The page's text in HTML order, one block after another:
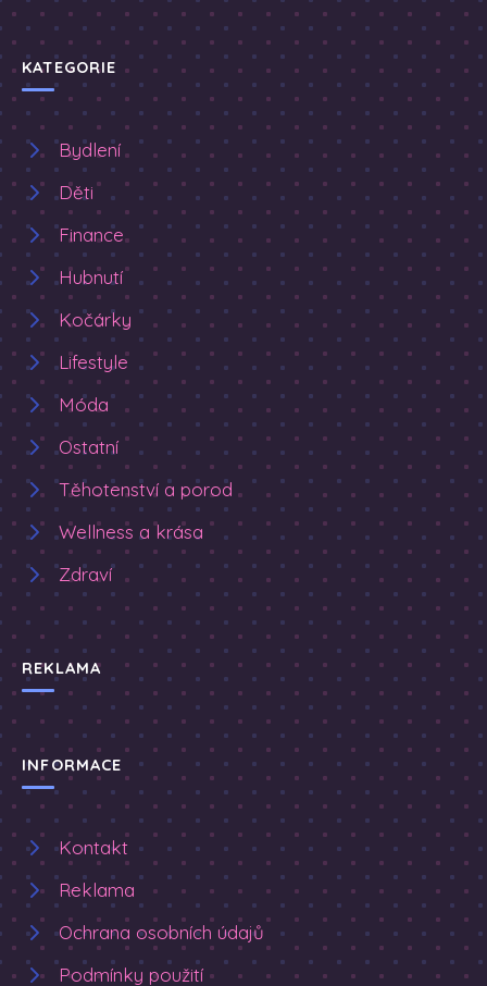
KATEGORIE
Bydlení
Děti
Finance
Hubnutí
Kočárky
Lifestyle
Móda
Ostatní
Těhotenství a porod
Wellness a krása
Zdraví
REKLAMA
INFORMACE
Kontakt
Reklama
Ochrana osobních údajů
Podmínky použití